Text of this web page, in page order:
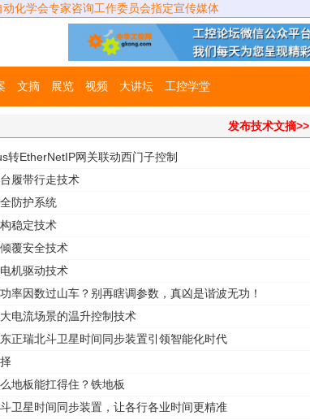
动化学会专家咨询工作委员会指定宣传媒体
文摘 展览 视频 大讲坛 工控学堂
发布技术文摘>>
转EtherNetIP网关联动西门子控制
履带行走技术
防护系统
稳定技术
覆安全技术
机驱动技术
率因数过山车？别再瞎调参数，真凶是谐波无功！
电流场景的温升控制技术
正瑞北斗卫星时间同步装置引领智能化时代
地板能扛得住？铁地板
卫星时间同步装置，让各行各业时间更精准